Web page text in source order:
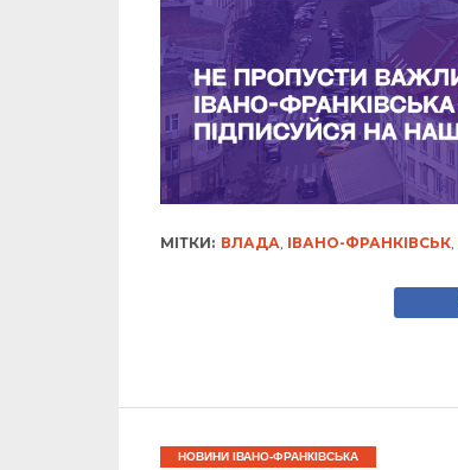
МІТКИ: ВЛАДА, ІВАНО-ФРАНКІВСЬК,
НОВИНИ ІВАНО-ФРАНКІВСЬКА